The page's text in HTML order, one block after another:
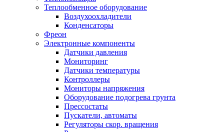
Теплообменное оборудование
Воздухоохладители
Конденсаторы
Фреон
Электронные компоненты
Датчики давления
Мониторинг
Датчики температуры
Контроллеры
Мониторы напряжения
Оборудование подогрева грунта
Прессостаты
Пускатели, автоматы
Регуляторы скор. вращения